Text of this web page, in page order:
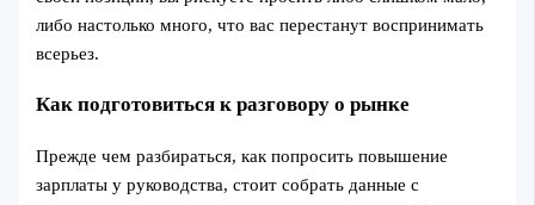
либо настолько много, что вас перестанут воспринимать
всерьез.
Как подготовиться к разговору о рынке
Прежде чем разбираться, как попросить повышение
зарплаты у руководства, стоит собрать данные с